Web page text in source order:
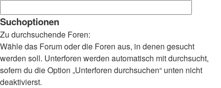
Suchoptionen
Zu durchsuchende Foren:
Wähle das Forum oder die Foren aus, in denen gesucht
werden soll. Unterforen werden automatisch mit durchsucht,
sofern du die Option „Unterforen durchsuchen“ unten nicht
deaktivierst.